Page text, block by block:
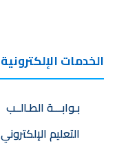
الخدمات الإلكترونية
بـوابـــة الطـالــب
التعليم الإلكتروني